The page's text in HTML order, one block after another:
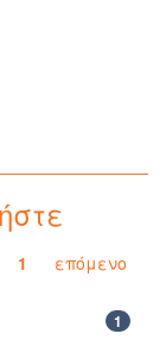
1 επόμενο
1